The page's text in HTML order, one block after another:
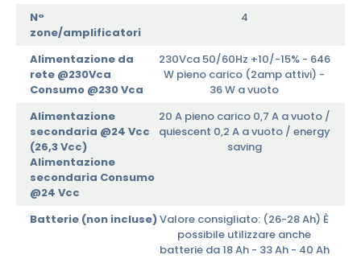
N°
zone/amplificatori
4
Alimentazione da
rete @230Vca
Consumo @230 Vca
230Vca 50/60Hz +10/-15% - 646
W pieno carico (2amp attivi) -
36 W a vuoto
Alimentazione
secondaria @24 Vcc
(26,3 Vcc)
Alimentazione
secondaria Consumo
@24 Vcc
20 A pieno carico 0,7 A a vuoto /
quiescent 0,2 A a vuoto / energy
saving
Batterie (non incluse)Valore consigliato: (26-28 Ah) È
possibile utilizzare anche
batterie da 18 Ah - 33 Ah - 40 Ah